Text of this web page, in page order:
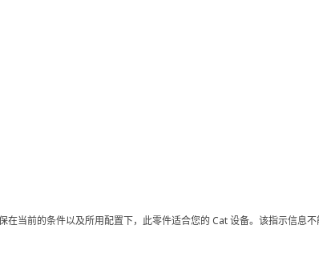
当前的条件以及所用配置下，此零件适合您的 Cat 设备。该指示信息不